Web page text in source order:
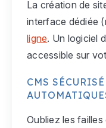
La création de
interface dédiée
ligne. Un logiciel
accessible sur
CMS
Oubliez les